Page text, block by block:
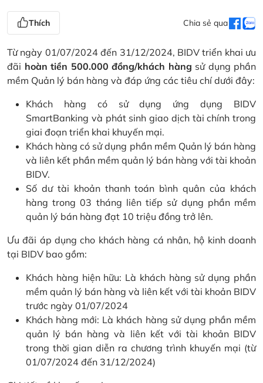
Thích Chia sẻ qua
Từ ngày 01/07/2024 đến 31/12/2024, BIDV triển khai ưu
đãi hoàn tiền 500.000 đồng/khách hàng sử dụng phần
mềm Quản lý bán hàng và đáp ứng các tiêu chí dưới đây:
Khách hàng có sử dụng ứng dụng BIDV
SmartBanking và phát sinh giao dịch tài chính trong
giai đoạn triển khai khuyến mại.
Khách hàng có sử dụng phần mềm Quản lý bán hàng
và liên kết phần mềm quản lý bán hàng với tài khoản
BIDV.
Số dư tài khoản thanh toán bình quân của khách
hàng trong 03 tháng liên tiếp sử dụng phần mềm
quản lý bán hàng đạt 10 triệu đồng trở lên.
Ưu đãi áp dụng cho khách hàng cá nhân, hộ kinh doanh
tại BIDV bao gồm:
Khách hàng hiện hữu: Là khách hàng sử dụng phần
mềm quản lý bán hàng và liên kết với tài khoản BIDV
trước ngày 01/07/2024
Khách hàng mới: Là khách hàng sử dụng phần mềm
quản lý bán hàng và liên kết với tài khoản BIDV
trong thời gian diễn ra chương trình khuyến mại (từ
01/07/2024 đến 31/12/2024)